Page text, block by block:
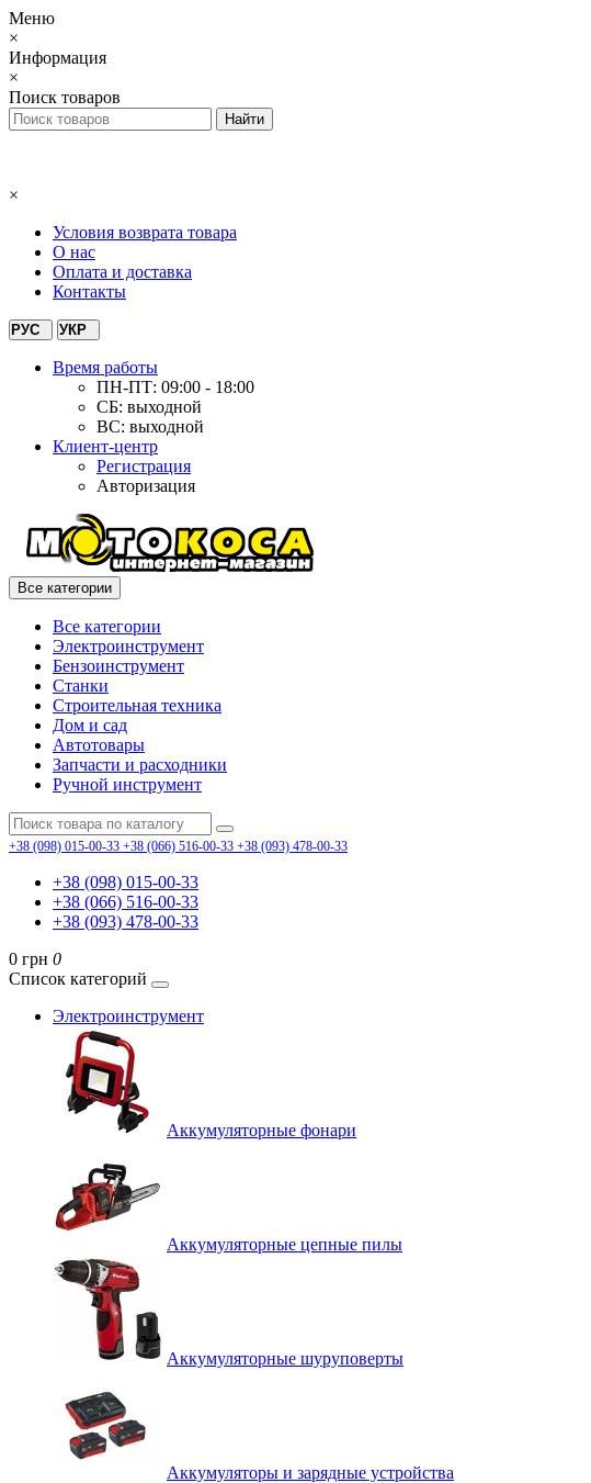
Меню
×
Информация
×
Поиск товаров
×
Условия возврата товара
О нас
Оплата и доставка
Контакты
РУС УКР
Время работы
ПН-ПТ: 09:00 - 18:00
СБ: выходной
ВС: выходной
Клиент-центр
Регистрация
Авторизация
Все категории
Все категории
Электроинструмент
Бензоинструмент
Станки
Строительная техника
Дом и сад
Автотовары
Запчасти и расходники
Ручной инструмент
+38 (098) 015-00-33 +38 (066) 516-00-33 +38 (093) 478-00-33
+38 (098) 015-00-33
+38 (066) 516-00-33
+38 (093) 478-00-33
0 грн 0
Список категорий
Электроинструмент
Аккумуляторные фонари
Аккумуляторные цепные пилы
Аккумуляторные шуруповерты
Аккумуляторы и зарядные устройства